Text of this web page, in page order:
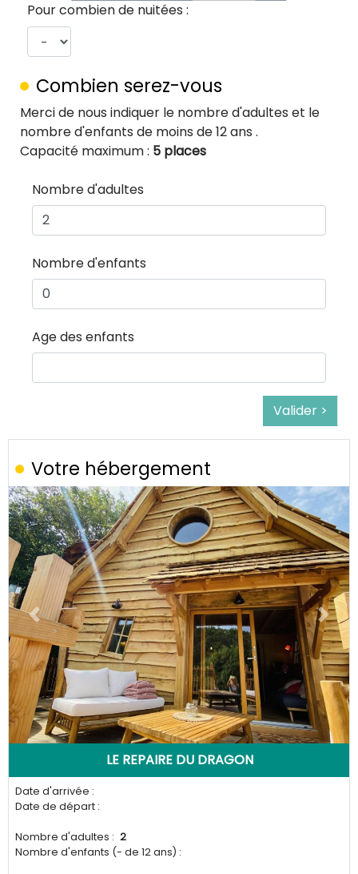
Pour combien de nuitées :
Combien serez-vous
Merci de nous indiquer le nombre d'adultes et le
nombre d'enfants de moins de 12 ans .
Capacité maximum : 5 places
Nombre d'adultes
Nombre d'enfants
Age des enfants
Valider >
Votre hébergement
Previous Next
LE REPAIRE DU DRAGON
Date d'arrivée :
Date de départ :
Nombre d'adultes : 2
Nombre d'enfants (- de 12 ans) :